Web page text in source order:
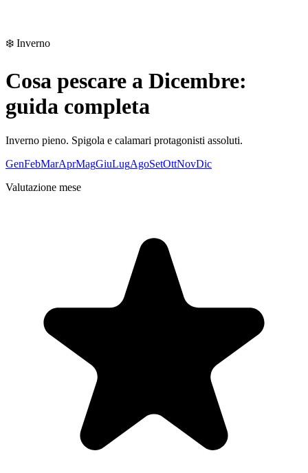
❄️ Inverno
Cosa pescare a Dicembre:
guida completa
Inverno pieno. Spigola e calamari protagonisti assoluti.
GenFebMarAprMagGiuLugAgoSetOttNovDic
Valutazione mese